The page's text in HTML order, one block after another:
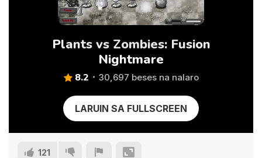
Plants vs Zombies: Fusion
Nightmare
8.2 30,697 beses na nalaro
LARUIN SA FULLSCREEN
121